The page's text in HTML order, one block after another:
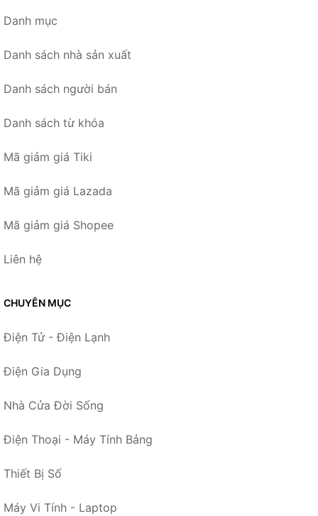
Danh mục
Danh sách nhà sản xuất
Danh sách người bán
Danh sách từ khóa
Mã giảm giá Tiki
Mã giảm giá Lazada
Mã giảm giá Shopee
Liên hệ
CHUYÊN MỤC
Điện Tử - Điện Lạnh
Điện Gia Dụng
Nhà Cửa Đời Sống
Điện Thoại - Máy Tính Bảng
Thiết Bị Số
Máy Vi Tính - Laptop